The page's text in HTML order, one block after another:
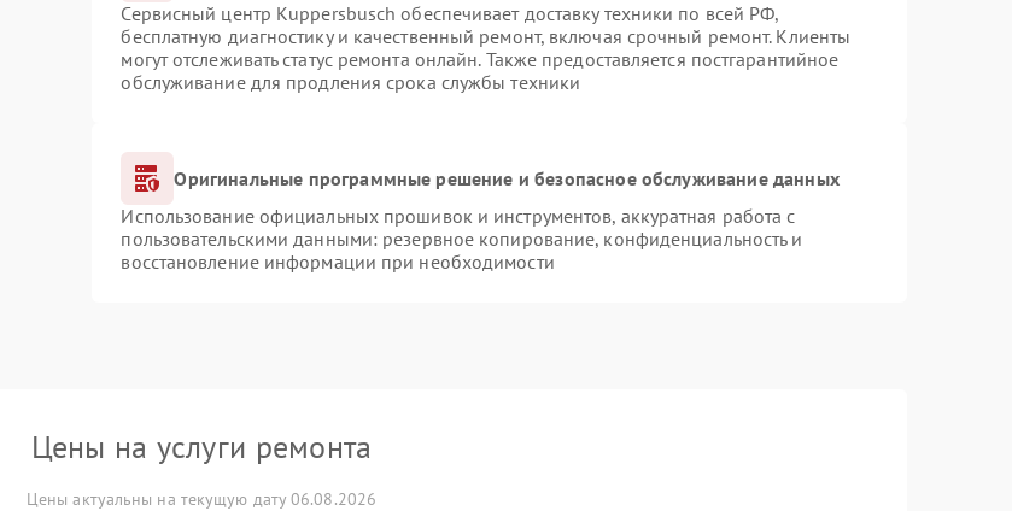
Сервисный центр Kuppersbusch обеспечивает доставку техники по всей РФ,
бесплатную диагностику и качественный ремонт, включая срочный ремонт. Клиенты
могут отслеживать статус ремонта онлайн. Также предоставляется постгарантийное
обслуживание для продления срока службы техники
Оригинальные программные решение и безопасное обслуживание данных
Использование официальных прошивок и инструментов, аккуратная работа с
пользовательскими данными: резервное копирование, конфиденциальность и
восстановление информации при необходимости
Цены на услуги ремонта
Цены актуальны на текущую дату 06.08.2026